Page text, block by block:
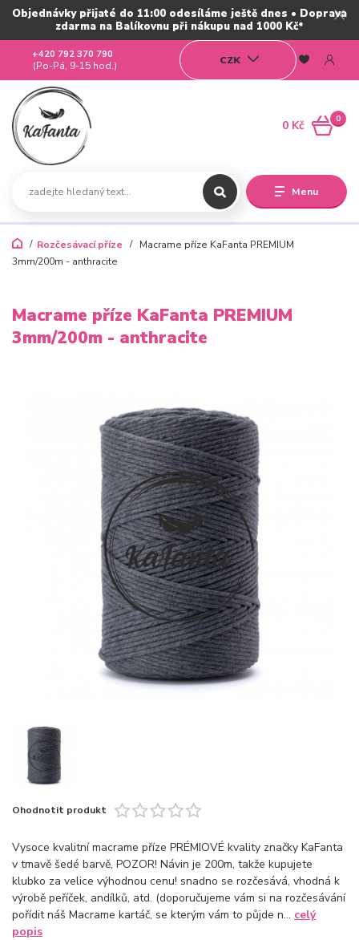
Objednávky přijaté do 11:00 odesíláme ještě dnes • Doprava
zdarma na Balíkovnu při nákupu nad 1000 Kč*
Menu
CZK
+420 792 370 790
(Po-Pá, 9-15 hod.)
0
0 Kč
Rozčesávací příze
Macrame příze KaFanta PREMIUM
3mm/200m - anthracite
Macrame příze KaFanta PREMIUM
3mm/200m - anthracite
Ohodnotit produkt
Vysoce kvalitní macrame příze PRÉMIOVÉ kvality značky KaFanta
v tmavě šedé barvě, POZOR! Návin je 200m, takže kupujete
klubko za velice výhodnou cenu! snadno se rozčesává, vhodná k
výrobě peříček, andílků, atd. (doporučujeme vám si na rozčesávání
pořídit náš Macrame kartáč, se kterým vám to půjde n... celý
popis